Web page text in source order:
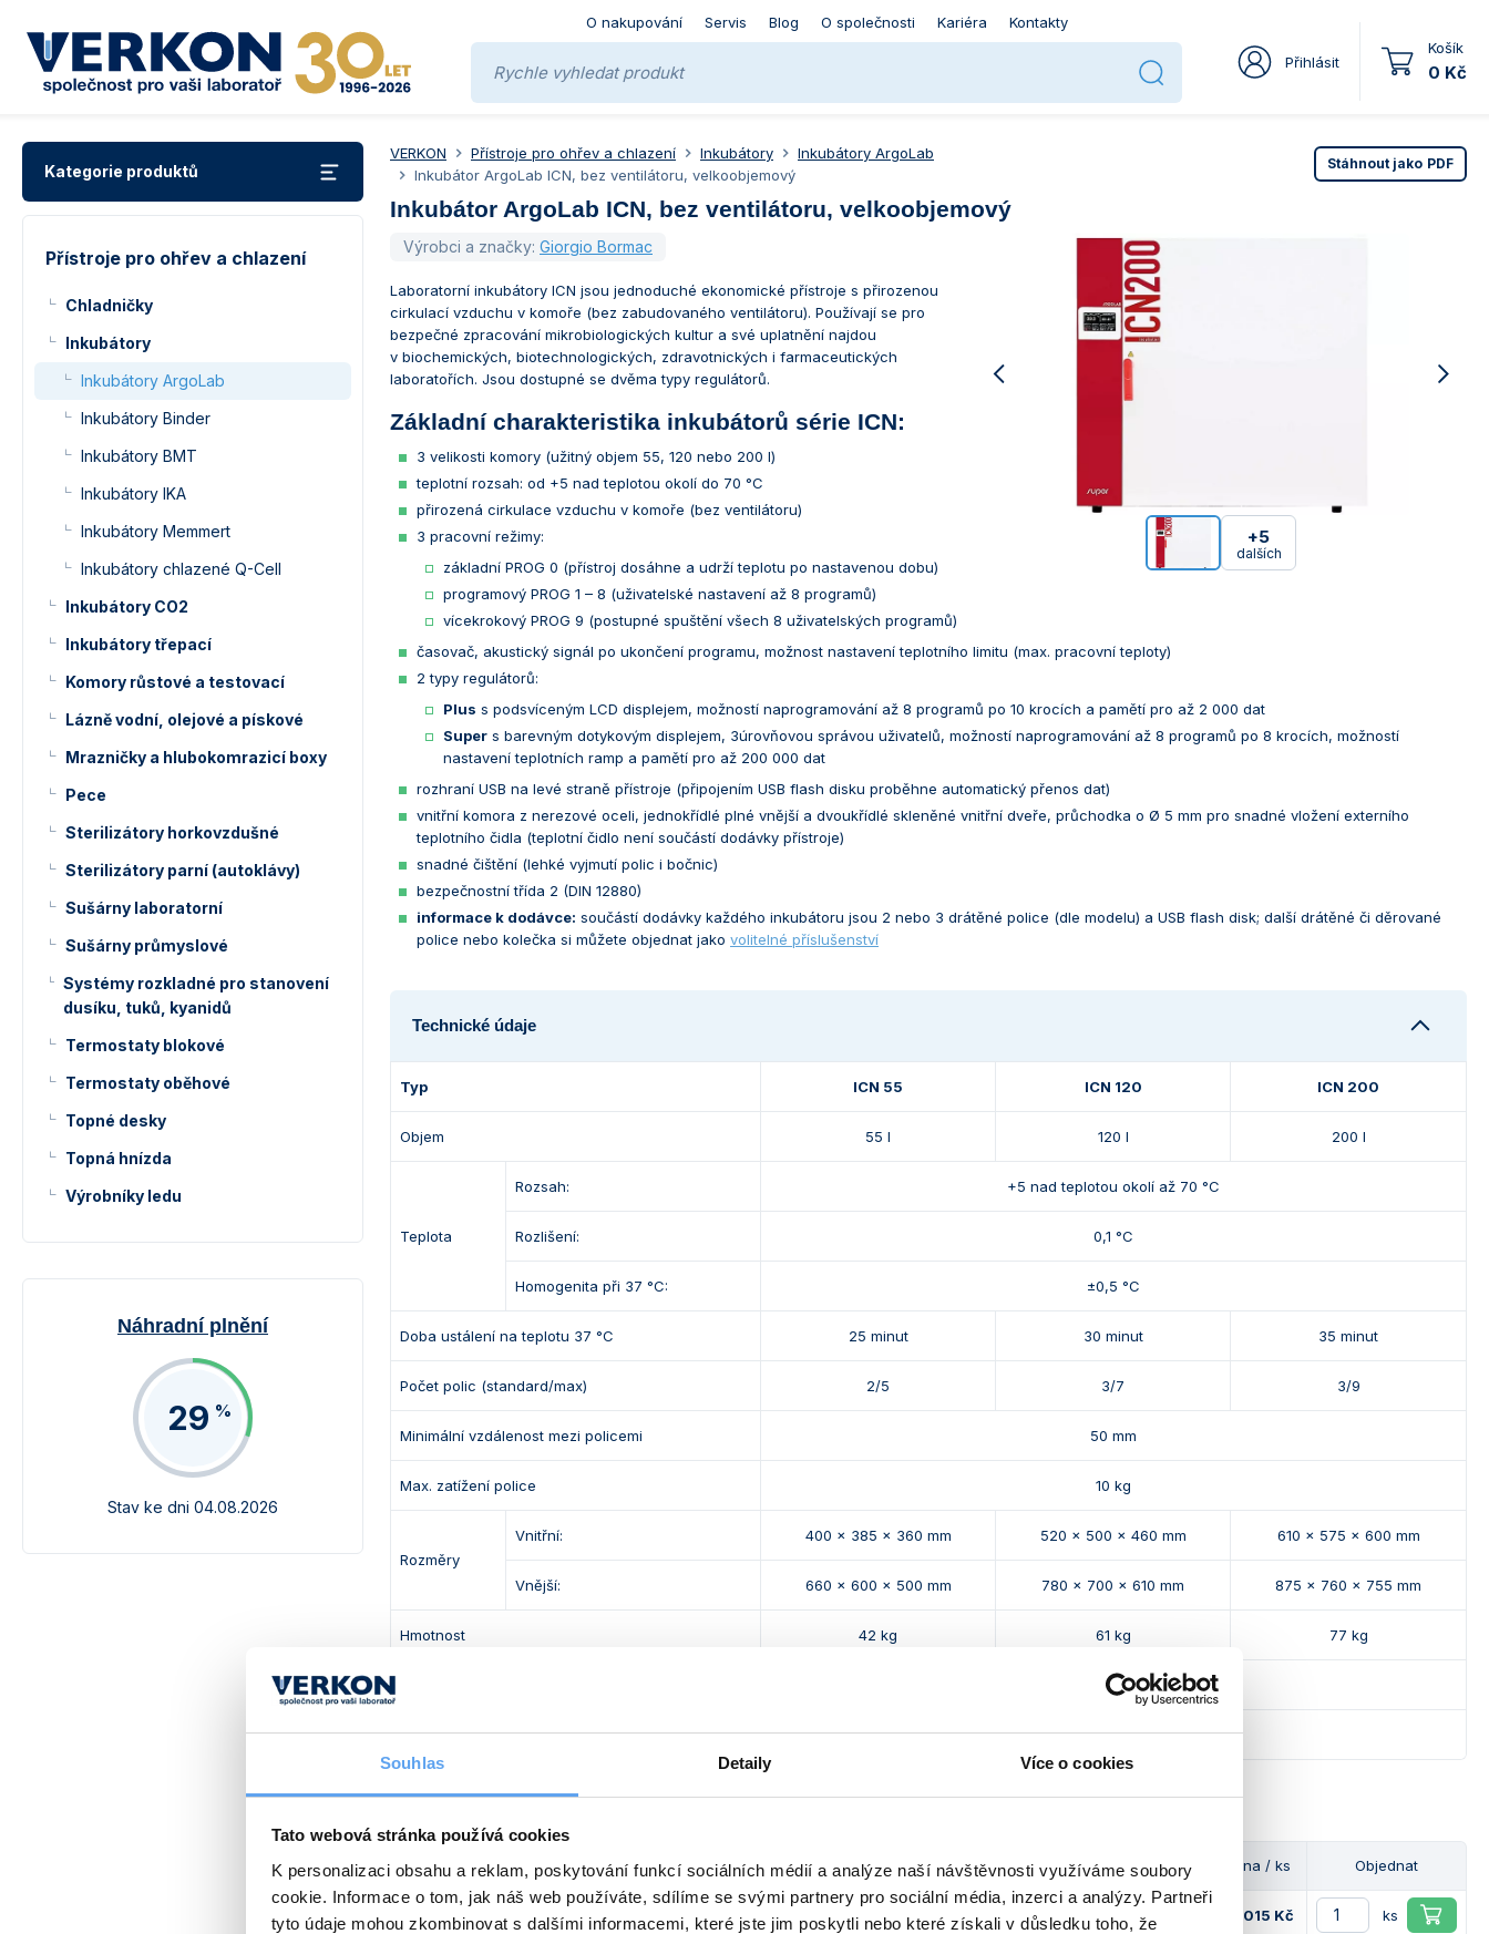
Souhlas Detaily Více o cookies
Tato webová stránka používá cookies
K personalizaci obsahu a reklam, poskytování funkcí sociálních médií a analýze naší návštěvnosti využíváme soubory
cookie. Informace o tom, jak náš web používáte, sdílíme se svými partnery pro sociální média, inzerci a analýzy. Partneři
tyto údaje mohou zkombinovat s dalšími informacemi, které jste jim poskytli nebo které získali v důsledku toho, že
O nakupování Servis Blog O společnosti Kariéra Kontakty
Přihlásit
Košík
0 Kč
Kategorie produktů
Přístroje pro ohřev a chlazení
Chladničky
Inkubátory
Inkubátory ArgoLab
Inkubátory Binder
Inkubátory BMT
Inkubátory IKA
Inkubátory Memmert
Inkubátory chlazené Q-Cell
Inkubátory CO2
Inkubátory třepací
Komory růstové a testovací
Lázně vodní, olejové a pískové
Mrazničky a hlubokomrazicí boxy
Pece
Sterilizátory horkovzdušné
Sterilizátory parní (autoklávy)
Sušárny laboratorní
Sušárny průmyslové
Systémy rozkladné pro stanovení
dusíku, tuků, kyanidů
Termostaty blokové
Termostaty oběhové
Topné desky
Topná hnízda
Výrobníky ledu
Náhradní plnění
29 %
Stav ke dni 04.08.2026
VERKON Přístroje pro ohřev a chlazení Inkubátory
Inkubátory ArgoLab
Inkubátor ArgoLab ICN, bez ventilátoru, velkoobjemový
Stáhnout jako PDF
Inkubátor ArgoLab ICN, bez ventilátoru, velkoobjemový
+5
dalších
Výrobci a značky: Giorgio Bormac
Laboratorní inkubátory ICN jsou jednoduché ekonomické přístroje s přirozenou
cirkulací vzduchu v komoře (bez zabudovaného ventilátoru). Používají se pro
bezpečné zpracování mikrobiologických kultur a své uplatnění najdou
v biochemických, biotechnologických, zdravotnických i farmaceutických
laboratořích. Jsou dostupné se dvěma typy regulátorů.
Základní charakteristika inkubátorů série ICN:
3 velikosti komory (užitný objem 55, 120 nebo 200 l)
teplotní rozsah: od +5 nad teplotou okolí do 70 °C
přirozená cirkulace vzduchu v komoře (bez ventilátoru)
3 pracovní režimy:
základní PROG 0 (přístroj dosáhne a udrží teplotu po nastavenou dobu)
programový PROG 1 – 8 (uživatelské nastavení až 8 programů)
vícekrokový PROG 9 (postupné spuštění všech 8 uživatelských programů)
časovač, akustický signál po ukončení programu, možnost nastavení teplotního limitu (max. pracovní teploty)
2 typy regulátorů:
Plus s podsvíceným LCD displejem, možností naprogramování až 8 programů po 10 krocích a pamětí pro až 2 000 dat
Super s barevným dotykovým displejem, 3úrovňovou správou uživatelů, možností naprogramování až 8 programů po 8 krocích, možností
nastavení teplotních ramp a pamětí pro až 200 000 dat
rozhraní USB na levé straně přístroje (připojením USB flash disku proběhne automatický přenos dat)
vnitřní komora z nerezové oceli, jednokřídlé plné vnější a dvoukřídlé skleněné vnitřní dveře, průchodka o Ø 5 mm pro snadné vložení externího
teplotního čidla (teplotní čidlo není součástí dodávky přístroje)
snadné čištění (lehké vyjmutí polic i bočnic)
bezpečnostní třída 2 (DIN 12880)
informace k dodávce: součástí dodávky každého inkubátoru jsou 2 nebo 3 drátěné police (dle modelu) a USB flash disk; další drátěné či děrované
police nebo kolečka si můžete objednat jako volitelné příslušenství
Technické údaje
Typ ICN 55 ICN 120 ICN 200
Objem 55 l 120 l 200 l
Teplota
Rozsah: +5 nad teplotou okolí až 70 °C
Rozlišení: 0,1 °C
Homogenita při 37 °C: ±0,5 °C
Doba ustálení na teplotu 37 °C 25 minut 30 minut 35 minut
Počet polic (standard/max) 2/5 3/7 3/9
Minimální vzdálenost mezi policemi 50 mm
Max. zatížení police 10 kg
Rozměry
Vnitřní: 400 x 385 x 360 mm 520 x 500 x 460 mm 610 x 575 x 600 mm
Vnější: 660 x 600 x 500 mm 780 x 700 x 610 mm 875 x 760 x 755 mm
Hmotnost 42 kg 61 kg 77 kg
220/240 V, 50 Hz
V naší nabídce najdete imaloobjemové stolní inkubátory ICN.
Inkubátory ICN s regulátorem Plus
Obj. číslo Typ Objem [l] Teplotní rozsah [°C] Drátěná police [ks] Dostupnost Cena / ks Objednat
408 864 121 022 ICN 55 Plus 55 +5 nad teplotou okolí až 70 2 36 015 Kč ks